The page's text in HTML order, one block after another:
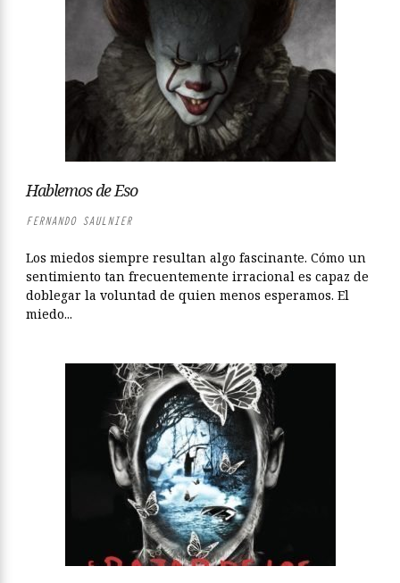
Hablemos de Eso
FERNANDO SAULNIER
Los miedos siempre resultan algo fascinante. Cómo un
sentimiento tan frecuentemente irracional es capaz de
doblegar la voluntad de quien menos esperamos. El
miedo...